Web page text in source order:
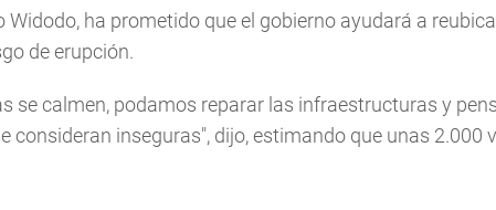
Widodo, ha prometido que el gobierno ayudará a
de erupción.
se calmen, podamos reparar las infraestructuras y
consideran inseguras", dijo, estimando que unas 2.000